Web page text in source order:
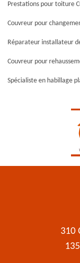
Prestations pour toiture
Couvreur pour
Réparateur installateur
Couvreur pour
Spécialiste en habillage
310